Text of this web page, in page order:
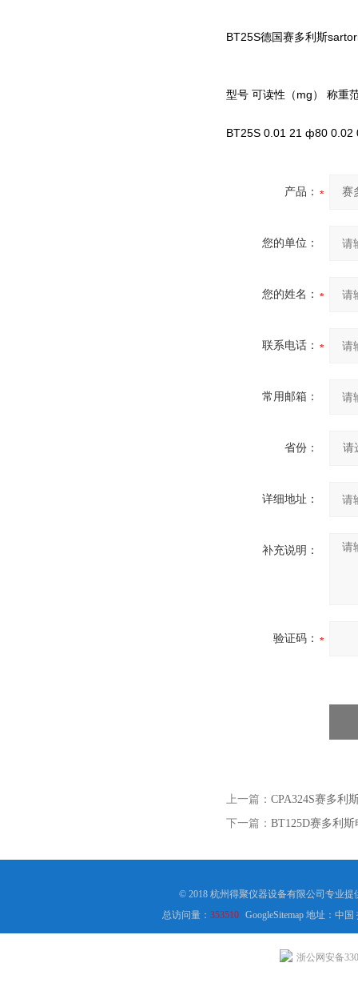
BT25S德国赛多利斯
型号 可读性（mg） 称重
BT25S 0.01 21 ф80 0.02
产品：
您的单位：
您的姓名：
联系电话：
常用邮箱：
省份：
详细地址：
补充说明：
验证码：
上一篇： CPA324S赛多利
下一篇： BT125D赛多利
© 2018 杭州得聚仪器设备有限公司专业
总访问量：353510 GoogleSitemap地址：中国
浙公网安备